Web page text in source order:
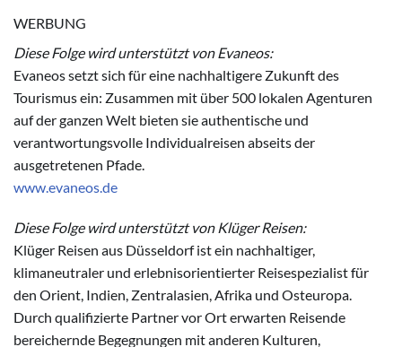
WERBUNG
Diese Folge wird unterstützt von Evaneos:
Evaneos setzt sich für eine nachhaltigere Zukunft des
Tourismus ein: Zusammen mit über 500 lokalen Agenturen
auf der ganzen Welt bieten sie authentische und
verantwortungsvolle Individualreisen abseits der
ausgetretenen Pfade.
www.evaneos.de
Diese Folge wird unterstützt von Klüger Reisen:
Klüger Reisen aus Düsseldorf ist ein nachhaltiger,
klimaneutraler und erlebnisorientierter Reisespezialist für
den Orient, Indien, Zentralasien, Afrika und Osteuropa.
Durch qualifizierte Partner vor Ort erwarten Reisende
bereichernde Begegnungen mit anderen Kulturen,